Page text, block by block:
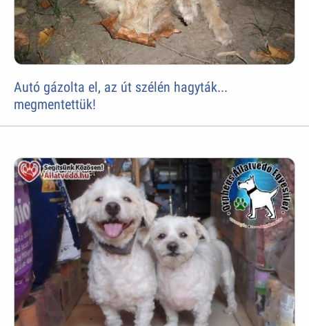
Autó gázolta el, az út szélén hagyták...
megmentettük!